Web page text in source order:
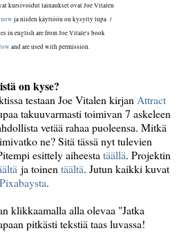
kursivoidut lainaukset ovat Joe Vitalen
ja niiden käyttöön on kysytty lupa /
in english are from Joe Vitale's book
and are used with permission.
on kyse?
testaan Joe Vitalen kirjan Attract
takuuvarmasti toimivan 7 askeleen
vetää rahaa puoleensa. Mitkä
ne? Sitä tässä nyt tulevien
esittely aiheesta täällä. Projektin
ja toinen täältä. Jutun kaikki kuvat
Pixabaysta.
klikkaamalla alla olevaa "Jatka
pitkästi tekstiä taas luvassa!